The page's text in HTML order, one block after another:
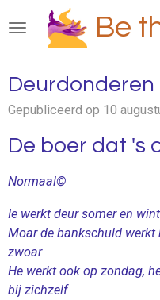
direct
de
hoofdinhoud
Be
Deurdonderen
Gepubliceerd op 10
De boer dat 's
Normaal©
Ie werkt deur somer en
Moar de bankschuld
zwoar
He werkt ook op zondag,
bij zichzelf